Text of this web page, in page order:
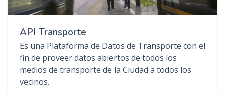
API Transporte
Es una Plataforma de Datos de Transporte con el
fin de proveer datos abiertos de todos los
medios de transporte de la Ciudad a todos los
vecinos.